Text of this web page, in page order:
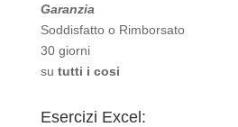
Garanzia
Soddisfatto o Rimborsato
30 giorni
su tutti i cosi
Esercizi Excel: